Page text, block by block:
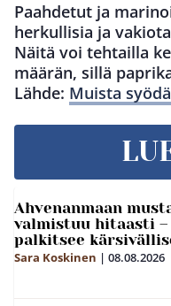
Paahdetut ja
herkullisia ja
Näitä voi tehtailla
määrän, sillä
Lähde: Muista
Ahvenanmaan
valmistuu hitaasti
palkitsee
Sara Koskinen | 08.08.2026